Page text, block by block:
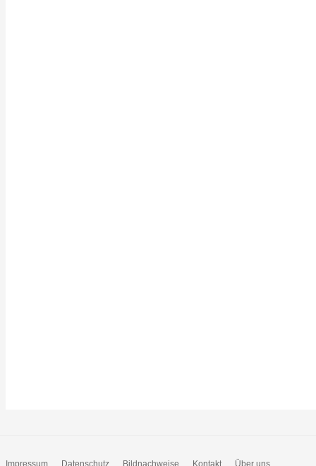
Impressum Datenschutz Bildnachweise Kontakt Über uns